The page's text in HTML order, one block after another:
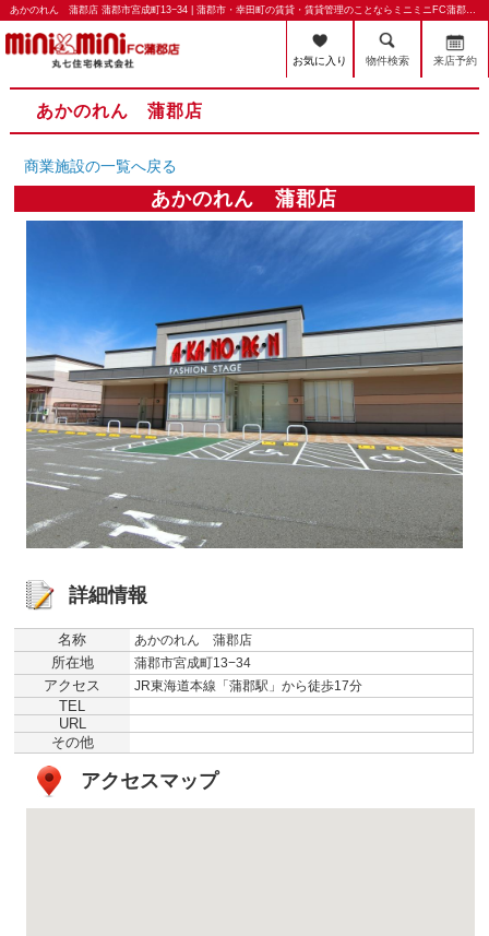
あかのれん 蒲郡店 蒲郡市宮成町13−34 | 蒲郡市・幸田町の賃貸・賃貸管理のことならミニミニFC蒲郡店 丸七住宅株式会社
お気に入り 物件検索 来店予約
あかのれん 蒲郡店
商業施設の一覧へ戻る
あかのれん 蒲郡店
詳細情報
名称 あかのれん 蒲郡店
所在地 蒲郡市宮成町13−34
アクセス JR東海道本線「蒲郡駅」から徒歩17分
TEL
URL
その他
アクセスマップ